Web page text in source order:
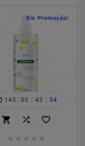
Em Promoção!
145 : 00 : 43 : 53
  
    